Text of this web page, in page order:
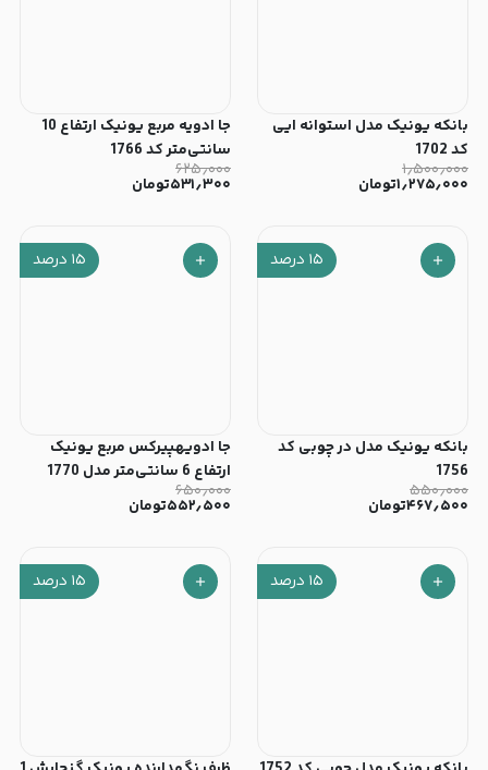
بانکه یونیک مدل استوانه ایی
کد 1702
۱٫۵۰۰٫۰۰۰
۱٫۲۷۵٫۰۰۰تومان
جا ادویه مربع یونیک ارتفاع 10
سانتی‌متر کد 1766
۶۲۵٫۰۰۰
۵۳۱٫۳۰۰تومان
۱۵ درصد
بانکه یونیک مدل در چوبی کد
1756
۵۵۰٫۰۰۰
۴۶۷٫۵۰۰تومان
۱۵ درصد
جا ادویهپیرکس مربع یونیک
ارتفاع 6 سانتی‌متر مدل 1770
۶۵۰٫۰۰۰
۵۵۲٫۵۰۰تومان
۱۵ درصد ۱۵ درصد